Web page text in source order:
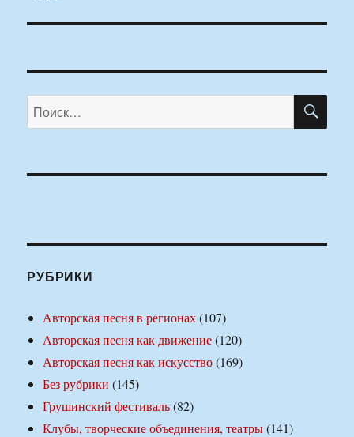
Искать:
РУБРИКИ
Авторская песня в регионах(107)
Авторская песня как движение(120)
Авторская песня как искусство(169)
Без рубрики (145)
Грушинский фестиваль(82)
Клубы, творческие объединения, театры(141)